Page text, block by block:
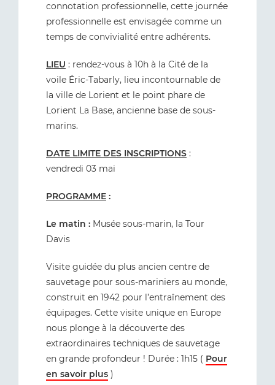
connotation professionnelle, cette journée
professionnelle est envisagée comme un
temps de convivialité entre adhérents.
LIEU : rendez-vous à 10h à la Cité de la
voile Éric-Tabarly, lieu incontournable de
la ville de Lorient et le point phare de
Lorient La Base, ancienne base de sous-
marins.
DATE LIMITE DES INSCRIPTIONS :
vendredi 03 mai
PROGRAMME :
Le matin : Musée sous-marin, la Tour
Davis
Visite guidée du plus ancien centre de
sauvetage pour sous-mariniers au monde,
construit en 1942 pour l’entraînement des
équipages. Cette visite unique en Europe
nous plonge à la découverte des
extraordinaires techniques de sauvetage
en grande profondeur ! Durée : 1h15 ( Pour
en savoir plus )